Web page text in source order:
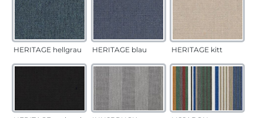
HERITAGE hellgrau HERITAGE blau HERITAGE kitt